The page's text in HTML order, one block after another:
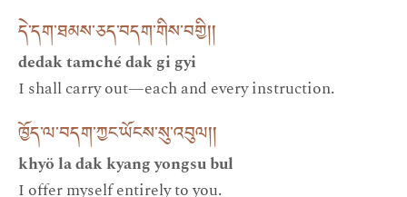
དེ་དག་ཐམས་ཅད་བདག་གིས་བགྱི། །
dedak tamché dak gi gyi
I shall carry out—each and every instruction.
ཁྱོད་ལ་བདག་ཀྱང་ཡོངས་སུ་འབུལ། །
khyö la dak kyang yongsu bul
I offer myself entirely to you.